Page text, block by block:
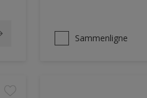
Sammenligne